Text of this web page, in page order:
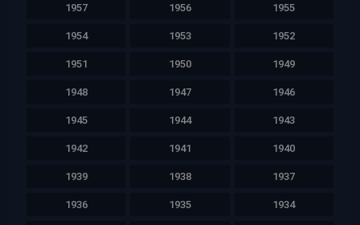
1957 1956 1955
1954 1953 1952
1951 1950 1949
1948 1947 1946
1945 1944 1943
1942 1941 1940
1939 1938 1937
1936 1935 1934